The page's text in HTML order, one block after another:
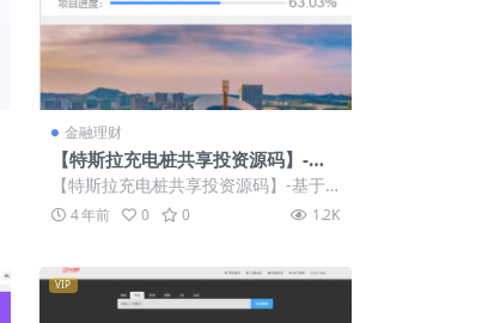
金融理财
【特斯拉充电桩共享投资源码】-基
于影视投资二开无错版本功能齐全-
【首发】
【特斯拉充电桩共享投资源码】-基于
影视投资二开版本-本站首发 环境ngin
x，p...
4 年前 0 0 1.2K
VIP